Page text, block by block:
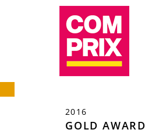
2016
GOLD AWARD